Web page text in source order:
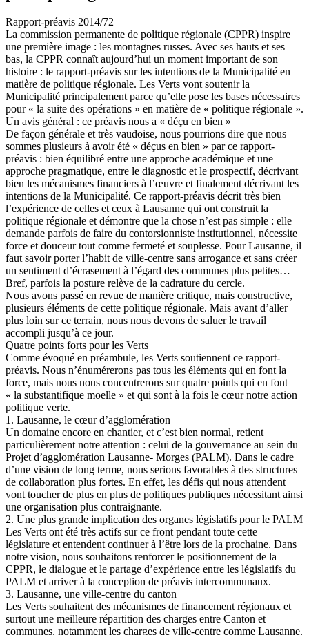
Rapport-préavis 2014/72
La commission permanente de politique régionale (CPPR) inspire
une première image : les montagnes russes. Avec ses hauts et ses
bas, la CPPR connaît aujourd’hui un moment important de son
histoire : le rapport-préavis sur les intentions de la Municipalité en
matière de politique régionale. Les Verts vont soutenir la
Municipalité principalement parce qu’elle pose les bases nécessaires
pour « la suite des opérations » en matière de « politique régionale ».
Un avis général : ce préavis nous a « déçu en bien »
De façon générale et très vaudoise, nous pourrions dire que nous
sommes plusieurs à avoir été « déçus en bien » par ce rapport-
préavis : bien équilibré entre une approche académique et une
approche pragmatique, entre le diagnostic et le prospectif, décrivant
bien les mécanismes financiers à l’œuvre et finalement décrivant les
intentions de la Municipalité. Ce rapport-préavis décrit très bien
l’expérience de celles et ceux à Lausanne qui ont construit la
politique régionale et démontre que la chose n’est pas simple : elle
demande parfois de faire du contorsionniste institutionnel, nécessite
force et douceur tout comme fermeté et souplesse. Pour Lausanne, il
faut savoir porter l’habit de ville-centre sans arrogance et sans créer
un sentiment d’écrasement à l’égard des communes plus petites…
Bref, parfois la posture relève de la cadrature du cercle.
Nous avons passé en revue de manière critique, mais constructive,
plusieurs éléments de cette politique régionale. Mais avant d’aller
plus loin sur ce terrain, nous nous devons de saluer le travail
accompli jusqu’à ce jour.
Quatre points forts pour les Verts
Comme évoqué en préambule, les Verts soutiennent ce rapport-
préavis. Nous n’énumérerons pas tous les éléments qui en font la
force, mais nous nous concentrerons sur quatre points qui en font
« la substantifique moelle » et qui sont à la fois le cœur notre action
politique verte.
1. Lausanne, le cœur d’agglomération
Un domaine encore en chantier, et c’est bien normal, retient
particulièrement notre attention : celui de la gouvernance au sein du
Projet d’agglomération Lausanne- Morges (PALM). Dans le cadre
d’une vision de long terme, nous serions favorables à des structures
de collaboration plus fortes. En effet, les défis qui nous attendent
vont toucher de plus en plus de politiques publiques nécessitant ainsi
une organisation plus contraignante.
2. Une plus grande implication des organes législatifs pour le PALM
Les Verts ont été très actifs sur ce front pendant toute cette
législature et entendent continuer à l’être lors de la prochaine. Dans
notre vision, nous souhaitons renforcer le positionnement de la
CPPR, le dialogue et le partage d’expérience entre les législatifs du
PALM et arriver à la conception de préavis intercommunaux.
3. Lausanne, une ville-centre du canton
Les Verts souhaitent des mécanismes de financement régionaux et
surtout une meilleure répartition des charges entre Canton et
communes, notamment les charges de ville-centre comme Lausanne.